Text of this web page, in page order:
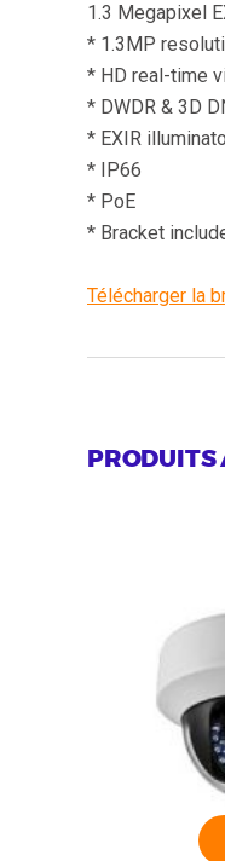
1.3 Megapixel
* 1.3MP
* HD real-time
* DWDR & 3D
* EXIR
* IP66
* PoE
* Bracket
Télécharger la